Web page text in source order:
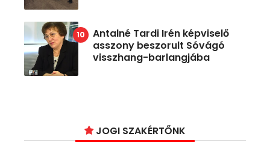
Antalné Tardi Irén képviselő
asszony beszorult Sóvágó
visszhang-barlangjába
JOGI SZAKÉRTŐNK